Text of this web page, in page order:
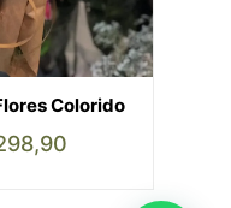
Colorido